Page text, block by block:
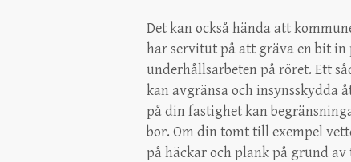
Det kan också hända att
har servitut på att gräva en bit
underhållsarbeten på röret. Ett
kan avgränsa och insynsskydda
på din fastighet kan
bor. Om din tomt till exempel
på häckar och plank på grund av